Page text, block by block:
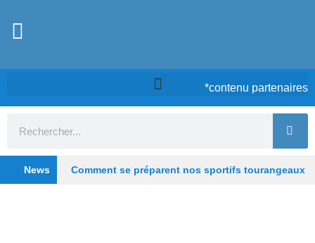
*contenu partenaires
News Comment se préparent nos sportifs tourangeaux